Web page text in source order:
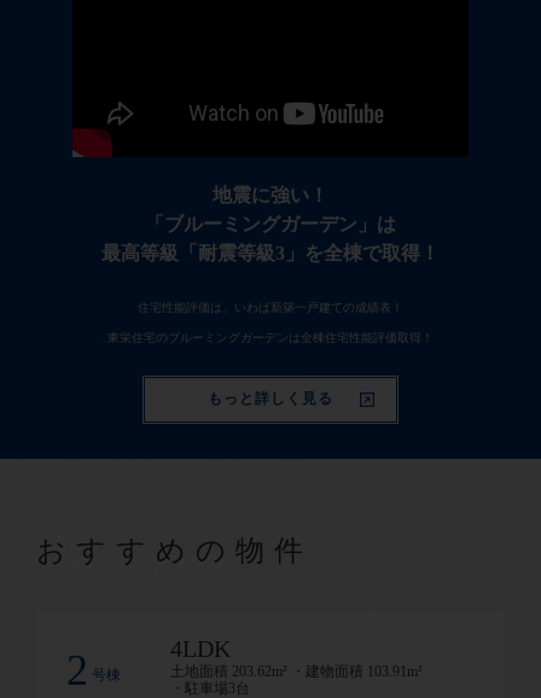
地震に強い！
「ブルーミングガーデン」は
最高等級「耐震等級3」を全棟で取得！
住宅性能評価は、いわば新築一戸建ての成績表！
東栄住宅のブルーミングガーデンは全棟住宅性能評価取得！
もっと詳しく見る
おすすめの物件
2 号棟
4LDK
土地面積 203.62m² ・建物面積 103.91m²
・駐車場3台